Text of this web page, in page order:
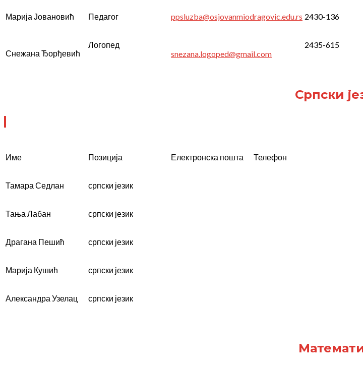
Марија Јовановић Педагог ppsluzba@osjovanmiodragovic.edu.rs 2430-136
Снежана Ђорђевић
Логопед
snezana.logoped@gmail.com
2435-615
Српски
Име Позиција Електронска пошта Телефон
Тамара Седлан српски језик
Тања Лабан српски језик
Драгана Пешић српски језик
Марија Кушић српски језик
Александра Узелац српски језик